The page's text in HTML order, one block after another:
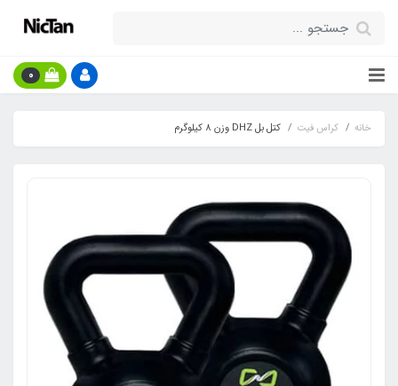
0
خانه کراس فیت کتل بل DHZ وزن 8 کیلوگرم